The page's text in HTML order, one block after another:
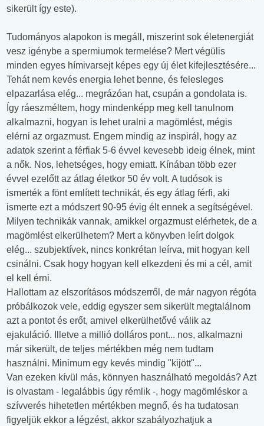
sikerült így este).
Tudományos alapokon is megáll, miszerint sok életenergiát
vesz igénybe a spermiumok termelése? Mert végülis
minden egyes hímivarsejt képes egy új élet kifejlesztésére...
Tehát nem kevés energia lehet benne, és felesleges
elpazarlása elég... megrázóan hat, csupán a gondolata is.
Így ráeszméltem, hogy mindenképp meg kell tanulnom
alkalmazni, hogyan is lehet uralni a magömlést, mégis
elérni az orgazmust. Engem mindig az inspirál, hogy az
adatok szerint a férfiak 5-6 évvel kevesebb ideig élnek, mint
a nők. Nos, lehetséges, hogy emiatt. Kínában több ezer
évvel ezelőtt az átlag életkor 50 év volt. A tudósok is
ismerték a fönt említett technikát, és egy átlag férfi, aki
ismerte ezt a módszert 90-95 évig élt ennek a segítségével.
Milyen technikák vannak, amikkel orgazmust elérhetek, de a
magömlést elkerülhetem? Mert a könyvben leírt dolgok
elég... szubjektívek, nincs konkrétan leírva, mit hogyan kell
csinálni. Csak hogy hogyan kell elkezdeni és mi a cél, amit
el kell érni.
Hallottam az elszorításos módszerről, de már nagyon régóta
próbálkozok vele, eddig egyszer sem sikerült megtalálnom
azt a pontot és erőt, amivel elkerülhetővé válik az
ejakuláció. Illetve a millió dolláros pont... nos, alkalmazni
már sikerült, de teljes mértékben még nem tudtam
használni. Minimum egy kevés mindig "kijött"...
Van ezeken kívül más, könnyen használható megoldás? Azt
is olvastam - legalábbis úgy rémlik -, hogy magömléskor a
szívverés hihetetlen mértékben megnő, és ha tudatosan
figyeljük ekkor a légzést, akkor szabályozhatjuk a